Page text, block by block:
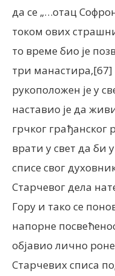
да се „…отац
током ових
то време био је
три манастира,[67]
рукоположен је у
наставио је да
грчког грађанског
врати у свет да би
списе свог
Старчевог дела
Гору и тако се
напорне
објавио лично
Старчевих списа